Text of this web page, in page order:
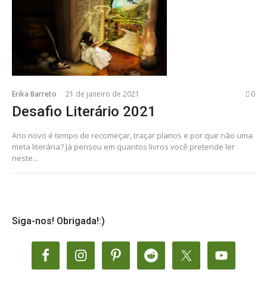
Erika Barreto 21 de janeiro de 2021 0
Desafio Literário 2021
Ano novo é tempo de recomeçar, traçar planos e por que não uma
meta literária? Já pensou em quantos livros você pretende ler
neste...
Siga-nos! Obrigada!:)